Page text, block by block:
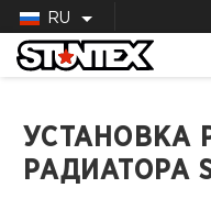
RU
УСТАНОВКА
РАДИАТОРА